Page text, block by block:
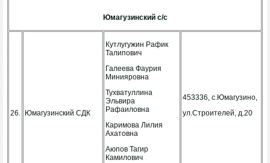
Юмагузинский с/с
26. Юмагузинский СДК
Кутлугужин Рафик
Талипович
Галеева Фаурия
Минияровна
Тухватуллина
Эльвира
Рафаиловна
Каримова Лилия
Ахатовна
Аюпов Тагир
Камилович
453336, с.Юмагузино,
ул.Строителей, д.20